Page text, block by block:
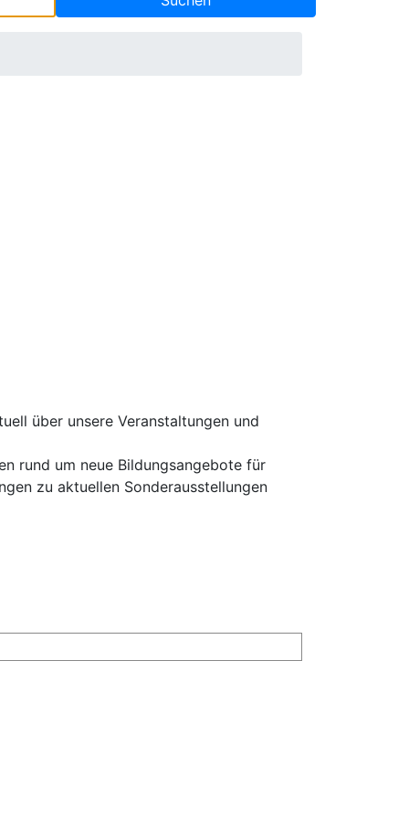
über unsere Veranstaltungen und
rund um neue Bildungsangebote für
zu aktuellen Sonderausstellungen